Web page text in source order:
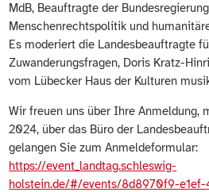
MdB, Beauftragte der
Menschenrechtspolitik und
Es moderiert die Landesbeauftragte
Zuwanderungsfragen, Doris Kratz-
vom Lübecker Haus der Kulturen
Wir freuen uns über Ihre Anmeldung,
2024, über das Büro der
gelangen Sie zum Anmeldeformular:
https://event_landtag.schleswig-
holstein.de/#/events/8d8970f9-e1ef-